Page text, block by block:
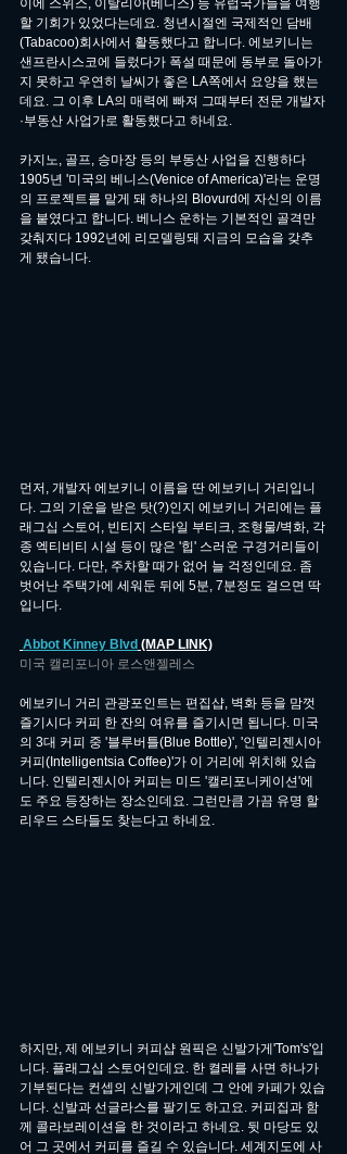
할 기회가 있었다는데요. 청년시절엔 국제적인 담배
(Tabacoo)회사에서 활동했다고 합니다. 에보키니는
샌프란시스코에 들렀다가 폭설 때문에 동부로 돌아가
지 못하고 우연히 날씨가 좋은 LA쪽에서 요양을 했는
데요. 그 이후 LA의 매력에 빠져 그때부터 전문 개발자
·부동산 사업가로 활동했다고 하네요.
카지노, 골프, 승마장 등의 부동산 사업을 진행하다
1905년 '미국의 베니스(Venice of America)'라는 운명
의 프로젝트를 맡게 돼 하나의 Blovurd에 자신의 이름
을 붙였다고 합니다. 베니스 운하는 기본적인 골격만
갖춰지다 1992년에 리모델링돼 지금의 모습을 갖추
게 됐습니다.
먼저, 개발자 에보키니 이름을 딴 에보키니 거리입니
다. 그의 기운을 받은 탓(?)인지 에보키니 거리에는 플
래그십 스토어, 빈티지 스타일 부티크, 조형물/벽화, 각
종 엑티비티 시설 등이 많은 '힙' 스러운 구경거리들이
있습니다. 다만, 주차할 때가 없어 늘 걱정인데요. 좀
벗어난 주택가에 세워둔 뒤에 5분, 7분정도 걸으면 딱
입니다.
Abbot Kinney Blvd (MAP LINK)
미국 캘리포니아 로스앤젤레스
에보키니 거리 관광포인트는 편집샵, 벽화 등을 맘껏
즐기시다 커피 한 잔의 여유를 즐기시면 됩니다. 미국
의 3대 커피 중 '블루버틀(Blue Bottle)', '인텔리젠시아
커피(Intelligentsia Coffee)'가 이 거리에 위치해 있습
니다. 인텔리젠시아 커피는 미드 '캘리포니케이션'에
도 주요 등장하는 장소인데요. 그런만큼 가끔 유명 할
리우드 스타들도 찾는다고 하네요.
하지만, 제 에보키니 커피샵 원픽은 신발가게'Tom's'입
니다. 플래그십 스토어인데요. 한 켤레를 사면 하나가
기부된다는 컨셉의 신발가게인데 그 안에 카페가 있습
니다. 신발과 선글라스를 팔기도 하고요. 커피집과 함
께 콜라보레이션을 한 것이라고 하네요. 뒷 마당도 있
어 그 곳에서 커피를 즐길 수 있습니다. 세계지도에 사